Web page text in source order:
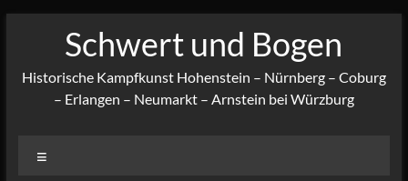
Schwert und Bogen
Historische Kampfkunst Hohenstein – Nürnberg – Coburg
– Erlangen – Neumarkt – Arnstein bei Würzburg